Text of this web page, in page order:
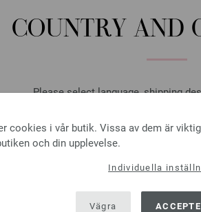
COUNTRY AND
Please select language, shipping
SHIPPING TO
USA - The United States
cookies i vår butik. Vissa av dem är
och din upplevelse.
Individuella
Vägra